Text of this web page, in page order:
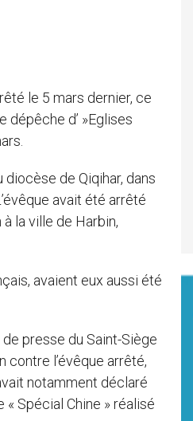
le 5 mars dernier, ce
dépêche d’ »Eglises
de Qiqihar, dans
avait été arrêté
la ville de Harbin,
avaient eux aussi été
presse du Saint-Siège
contre l’évêque arrêté,
notamment déclaré
Spécial Chine » réalisé